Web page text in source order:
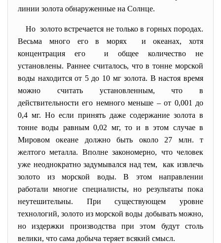
линии золота обнаруженные на Солнце.
Но золото встречается не только в горных породах.
Весьма много его в морях и океанах, хотя
концентрация его и общее количество не
установлены. Раннее считалось, что в тонне морской
воды находится от 5 до 10 мг золота. В настоя время
можно считать установленным, что в
действительности его немного меньше – от 0,001 до
0,4 мг. Но если принять даже содержание золота в
тонне воды равным 0,02 мг, то и в этом случае в
Мировом океане должно быть около 27 млн. т
желтого металла. Вполне закономерно, что человек
уже неоднократно задумывался над тем, как извлечь
золото из морской воды. В этом направлении
работали многие специалисты, но результаты пока
неутешительны. При существующем уровне
технологий, золото из морской воды добывать можно,
но издержки производства при этом будут столь
велики, что сама добыча теряет всякий смысл.